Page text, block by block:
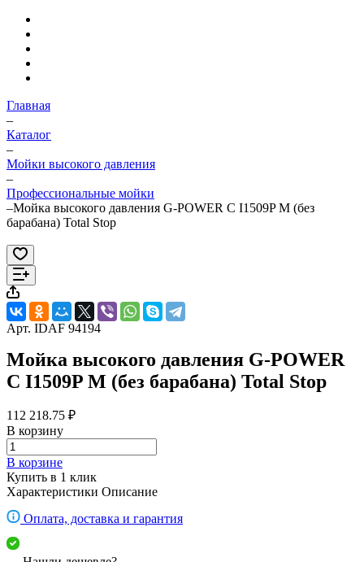
Главная
–
Каталог
–
Мойки высокого давления
–
Профессиональные мойки
–Мойка высокого давления G-POWER C I1509P M (без
барабана) Total Stop
Арт. IDAF 94194
Мойка высокого давления G-POWER
C I1509P M (без барабана) Total Stop
112 218.75 ₽
В корзину
В корзине
Купить в 1 клик
Характеристики Описание
Оплата, доставка и гарантия